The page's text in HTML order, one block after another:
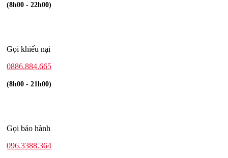
(8h00 - 22h00)
Gọi khiếu nại
0886.884.665
(8h00 - 21h00)
Gọi bảo hành
096.3388.364